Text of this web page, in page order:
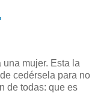
mujer. Esta la
cedérsela para no
de todas: que es